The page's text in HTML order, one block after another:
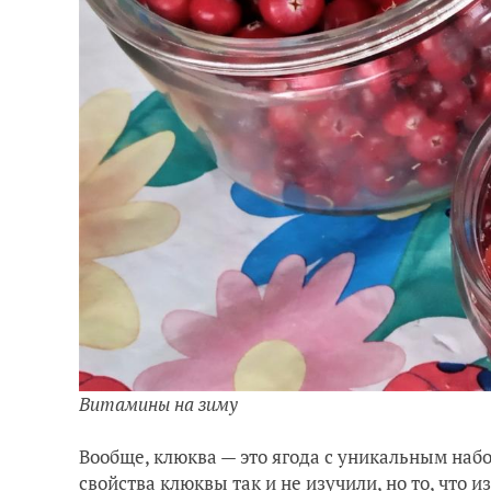
Витамины на зиму
Вообще, клюква — это ягода с уникальным
свойства клюквы так и не изучили, но то, что